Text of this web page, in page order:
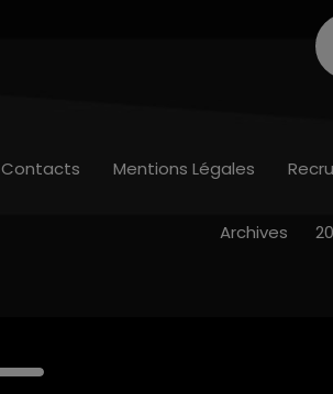
Contacts Mentions Légales
Archives